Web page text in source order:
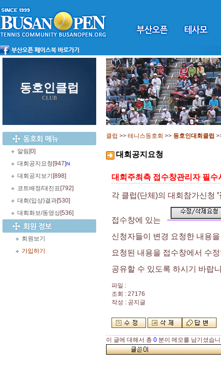
동호인클럽
CLUB
알림 [0]
대회공지요청 [947]
대회공지보기 [898]
코트배정/대진표 [792]
대회(입상)결과[530]
대회화보/동영상[536]
회원보기
가입하기
클럽 >> 테니스동호회 >> 동호인대회클럽
대회공지요청
대회주최측 접수창관리자 필수
각 클럽(단체)의 대회참가신청 '
접수창에 있는
신청자들이 변경 요청한 내용
요청된 내용을 접수창에서 수
공유할 수 있도록 하시기 바랍
파일 :
조회 : 27176
작성 : 공지글
이 글에 대해서 총 0 분이 메모를 남기셨습